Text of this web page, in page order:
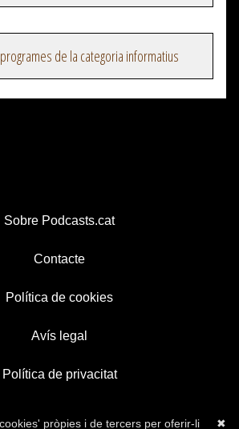
de la categoria informatius
Sobre Podcasts.cat
Contacte
Política de cookies
Avís legal
Política de privacitat
✖
pròpies i de tercers per oferir-li